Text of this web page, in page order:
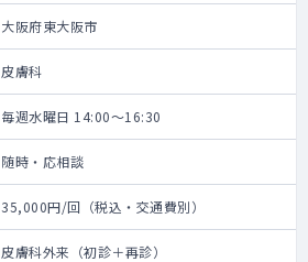
大阪府東大阪市
皮膚科
毎週水曜日 14:00～16:30
随時・応相談
35,000円/回（税込・交通費別）
皮膚科外来（初診＋再診）